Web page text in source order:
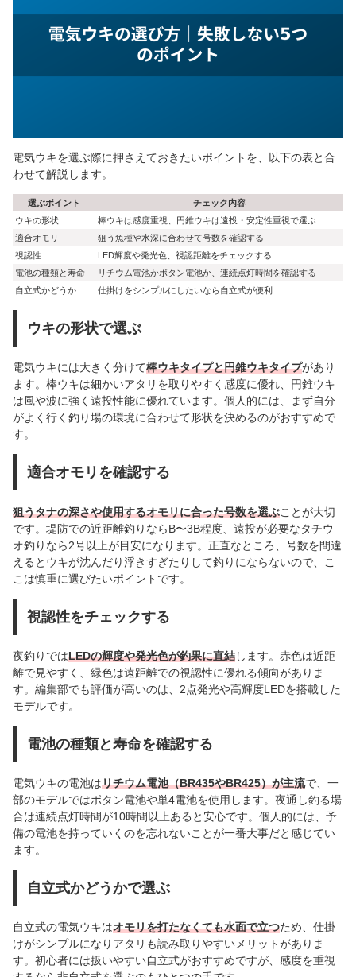
電気ウキを選ぶ際に押さえておきたいポイントを、以下の表と合
わせて解説します。
選ぶポイント
チェック内容
ウキの形状
棒ウキは感度重視、円錐ウキは遠投・安定性重視で選ぶ
適合オモリ
狙う魚種や水深に合わせて号数を確認する
視認性
LED輝度や発光色、視認距離をチェックする
電池の種類と寿命
リチウム電池かボタン電池か、連続点灯時間を確認する
自立式かどうか
仕掛けをシンプルにしたいなら自立式が便利
ウキの形状で選ぶ
電気ウキには大きく分けて棒ウキタイプと円錐ウキタイプがあり
ます。棒ウキは細かいアタリを取りやすく感度に優れ、円錐ウキ
は風や波に強く遠投性能に優れています。個人的には、まず自分
がよく行く釣り場の環境に合わせて形状を決めるのがおすすめで
す。
適合オモリを確認する
狙うタナの深さや使用するオモリに合った号数を選ぶことが大切
です。堤防での近距離釣りならB〜3B程度、遠投が必要なタチウ
オ釣りなら2号以上が目安になります。正直なところ、号数を間違
えるとウキが沈んだり浮きすぎたりして釣りにならないので、こ
こは慎重に選びたいポイントです。
視認性をチェックする
夜釣りではLEDの輝度や発光色が釣果に直結します。赤色は近距
離で見やすく、緑色は遠距離での視認性に優れる傾向がありま
す。編集部でも評価が高いのは、2点発光や高輝度LEDを搭載した
モデルです。
電池の種類と寿命を確認する
電気ウキの電池はリチウム電池（BR435やBR425）が主流で、一
部のモデルではボタン電池や単4電池を使用します。夜通し釣る場
合は連続点灯時間が10時間以上あると安心です。個人的には、予
備の電池を持っていくのを忘れないことが一番大事だと感じてい
ます。
自立式かどうかで選ぶ
自立式の電気ウキはオモリを打たなくても水面で立つため、仕掛
けがシンプルになりアタリも読み取りやすいメリットがありま
す。初心者には扱いやすい自立式がおすすめですが、感度を重視